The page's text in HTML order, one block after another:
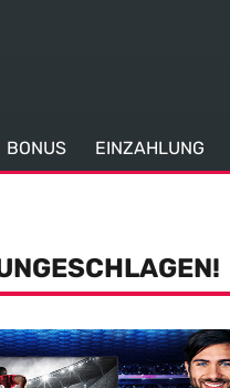
BONUS EINZAHLUNG